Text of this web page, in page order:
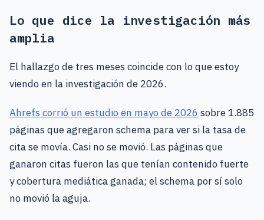
Lo que dice la investigación más
amplia
El hallazgo de tres meses coincide con lo que estoy
viendo en la investigación de 2026.
Ahrefs corrió un estudio en mayo de 2026 sobre 1.885
páginas que agregaron schema para ver si la tasa de
cita se movía. Casi no se movió. Las páginas que
ganaron citas fueron las que tenían contenido fuerte
y cobertura mediática ganada; el schema por sí solo
no movió la aguja.